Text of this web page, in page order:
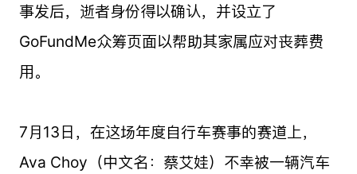
事发后，逝者身份得以确认，并设立了
GoFundMe众筹页面以帮助其家属应对丧葬费
用。
7月13日，在这场年度自行车赛事的赛道上，
Ava Choy（中文名：蔡艾娃）不幸被一辆汽车